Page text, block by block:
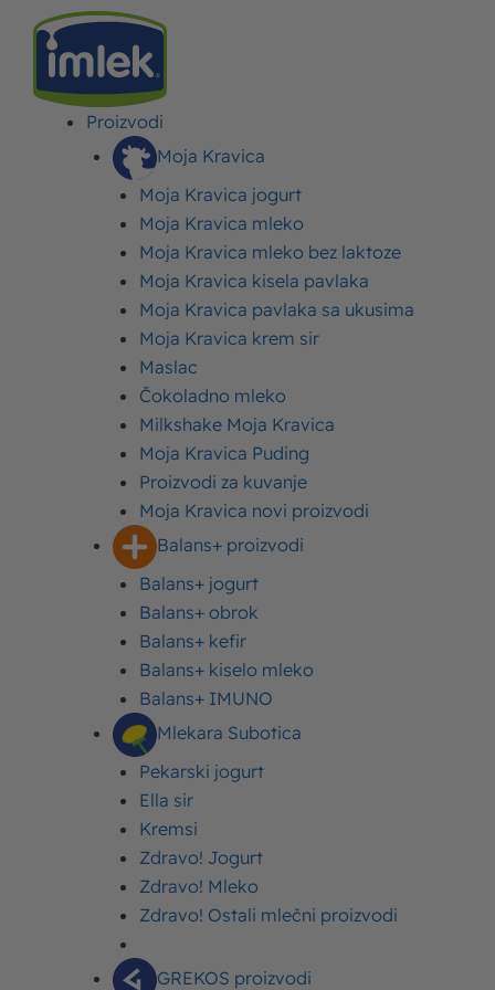
Proizvodi
Moja Kravica
Moja Kravica jogurt
Moja Kravica mleko
Moja Kravica mleko bez laktoze
Moja Kravica kisela pavlaka
Moja Kravica pavlaka sa ukusima
Moja Kravica krem sir
Maslac
Čokoladno mleko
Milkshake Moja Kravica
Moja Kravica Puding
Proizvodi za kuvanje
Moja Kravica novi proizvodi
Balans+ proizvodi
Balans+ jogurt
Balans+ obrok
Balans+ kefir
Balans+ kiselo mleko
Balans+ IMUNO
Mlekara Subotica
Pekarski jogurt
Ella sir
Kremsi
Zdravo! Jogurt
Zdravo! Mleko
Zdravo! Ostali mlečni proizvodi
GREKOS proizvodi
>RECEPTI>POSLASTICE (DEZERTI)
POSNE PALAČINKE NA NEKOLIKO NAČINA
Posne palačinke – recept
za posne palačinke na
nekoliko načina
Ažurirano: 19. februar 2025.
Osoba/porcija
30 min
Vreme spremanja Težina recepta
Kako se pravi testo za posne palačinke – recept
za savršenu teksturu
Sastojci
Priprema
Posne integralne palačinke – recept za zdrave
posne palačinke
Testo za posne američke palačinke – vazdušasti
Ideje za fil za posne palačinke
Posne palačinke su omiljeni izbor za mnoge koji
vode računa o svojoj liniji, imaju određena